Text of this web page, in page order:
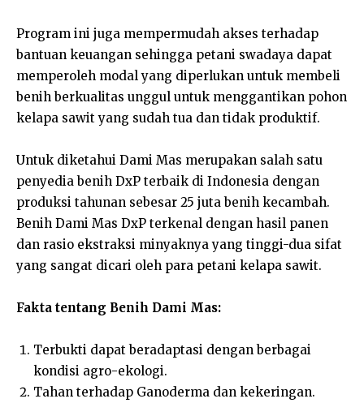
Program ini juga mempermudah akses terhadap
bantuan keuangan sehingga petani swadaya dapat
memperoleh modal yang diperlukan untuk membeli
benih berkualitas unggul untuk menggantikan pohon
kelapa sawit yang sudah tua dan tidak produktif.
Untuk diketahui Dami Mas merupakan salah satu
penyedia benih DxP terbaik di Indonesia dengan
produksi tahunan sebesar 25 juta benih kecambah.
Benih Dami Mas DxP terkenal dengan hasil panen
dan rasio ekstraksi minyaknya yang tinggi-dua sifat
yang sangat dicari oleh para petani kelapa sawit.
Fakta tentang Benih Dami Mas:
Terbukti dapat beradaptasi dengan berbagai
kondisi agro-ekologi.
Tahan terhadap Ganoderma dan kekeringan.